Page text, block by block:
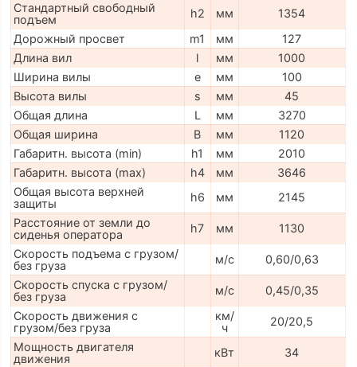
Стандартный свободный
подъем
h2 мм
1354
Дорожный просвет
m1 мм
127
Длина вил
l мм
1000
Ширина вилы
e мм
100
Высота вилы
s мм
45
Общая длина
L мм
3270
Общая ширина
B мм
1120
Габаритн. высота (min)
h1 мм
2010
Габаритн. высота (max)
h4 мм
3646
Общая высота верхней
защиты
h6 мм
2145
Расстояние от земли до
сиденья оператора
h7 мм
1130
Скорость подъема с грузом/
без груза
м/с
0,60/0,63
Скорость спуска с грузом/
без груза
м/с
0,45/0,35
Скорость движения с
грузом/без груза
км/
ч
20/20,5
Мощность двигателя
движения
кВт
34